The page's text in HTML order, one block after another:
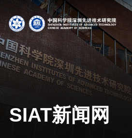
常用系统 人才招聘 联系我们
SIAT新闻网